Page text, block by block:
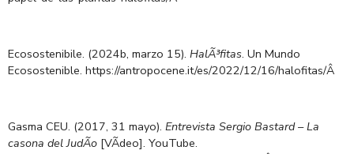
Ecosostenibile. (2024b, marzo 15). HalÃ³fitas. Un Mundo
Ecosostenible. https://antropocene.it/es/2022/12/16/halofitas/Â
Gasma CEU. (2017, 31 mayo). Entrevista Sergio Bastard – La
casona del JudÃ­o [VÃ­deo]. YouTube.